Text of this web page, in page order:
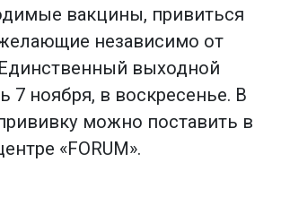
вакцины, привиться
независимо от
выходной
7 ноября, в воскресенье. В
можно поставить в
«FORUM».